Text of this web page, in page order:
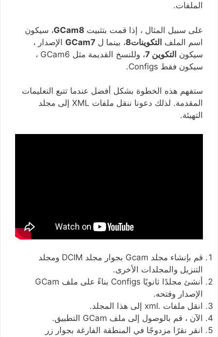
الملفات.
على سبيل المثال ، إذا قمت بتثبيت GCam8، سيكون
اسم الملف التكوينات8 ، بينما ل GCam7 الإصدار ،
سيكون التكوين 7
، وللنسخ القديمة مثل GCam6 ،
سيكون فقط Configs.
ستفهم هذه الخطوة بشكل أفضل عندما تتبع التعليمات
المقدمة. لذلك دعونا ننقل ملفات XML إلى مجلد
التهيئة.
قم بإنشاء مجلد Gcam بجوار مجلد DCIM ومجلد
التنزيل والمجلدات الأخرى.
أنشئ مجلدًا ثانويًا Configs بناءً على ملف GCam
الإصدار وفتحه.
انقل ملفات .xml إلى هذا المجلد.
الآن ، قم بالوصول إلى ملف GCam التطبيق.
انقر نقرًا مزدوجًا في المنطقة الفارغة بجوار زر